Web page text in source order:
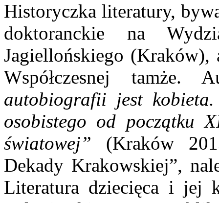
Historyczka literatury,
doktoranckie na
Jagiellońskiego (Kraków),
Współczesnej
autobiografii jest
osobistego od początku
światowej” (Kraków
Dekady Krakowskiej”,
Literatura dziecięca i jej